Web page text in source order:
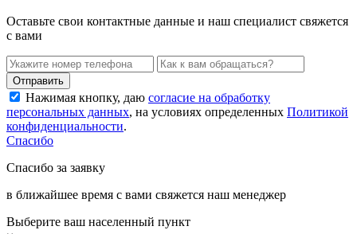
Оставьте свои контактные данные и наш специалист свяжется
с вами
Нажимая кнопку, даю согласие на обработку
персональных данных, на условиях определенных Политикой
конфиденциальности.
Спасибо
Спасибо за заявку
в ближайшее время с вами свяжется наш менеджер
Выберите ваш населенный пункт